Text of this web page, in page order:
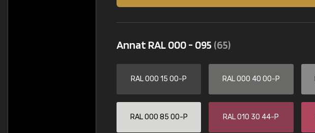
Annat RAL 000 - 095 (65)
RAL 000 15 00-P RAL 000 40 00-P
RAL 000 85 00-P RAL 010 30 44-P